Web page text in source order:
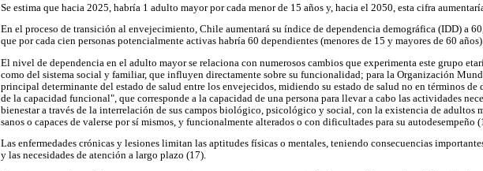
Se estima que hacia 2025, habría 1 adulto mayor por cada menor de 15 años y, hacia el 2050, esta cifra
En el proceso de transición al envejecimiento, Chile aumentará su índice de dependencia demográfica (IDD) a
que por cada cien personas potencialmente activas habría 60 dependientes (menores de 15 y mayores de 60
El nivel de dependencia en el adulto mayor se relaciona con numerosos cambios que experimenta este grupo
como del sistema social y familiar, que influyen directamente sobre su funcionalidad; para la Organización
principal determinante del estado de salud entre los envejecidos, midiendo su estado de salud no en términos
de la capacidad funcional", que corresponde a la capacidad de una persona para llevar a cabo las actividades
bienestar a través de la interrelación de sus campos biológico, psicológico y social, con la existencia de adultos
sanos o capaces de valerse por sí mismos, y funcionalmente alterados o con dificultades para su autodesempeño
Las enfermedades crónicas y lesiones limitan las aptitudes físicas o mentales, teniendo consecuencias
y las necesidades de atención a largo plazo (17).